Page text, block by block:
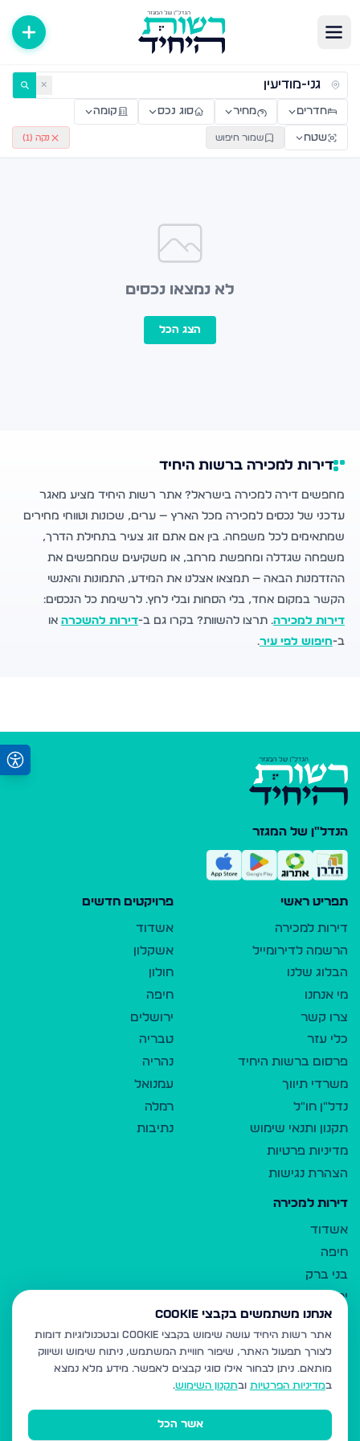
דירות למכירה ולהשכרה — רשות היחיד ✕
חדרים מחיר סוג נכס קומה
שטח שמור חיפוש נקה ( 1
)
לא נמצאו נכסים
הצג הכל
דירות למכירה ברשות היחיד
מחפשים דירה למכירה בישראל? אתר רשות היחיד מציע מאגר
עדכני של נכסים למכירה מכל הארץ — ערים, שכונות וטווחי מחירים
שמתאימים לכל משפחה. בין אם אתם זוג צעיר בתחילת הדרך,
משפחה שגדלה ומחפשת מרחב, או משקיעים שמחפשים את
ההזדמנות הבאה — תמצאו אצלנו את המידע, התמונות והאנשי
הקשר במקום אחד, בלי הסחות ובלי לחץ. לרשימת כל הנכסים:
דירות למכירה. תרצו להשוות? בקרו גם ב-דירות להשכרה או
ב-חיפוש לפי עיר.
הנדל"ן של המגזר
תפריט ראשי
דירות למכירה
הרשמה לדירומייל
הבלוג שלנו
מי אנחנו
צרו קשר
כלי עזר
פרסום ברשות היחיד
משרדי תיווך
נדל"ן חו"ל
תקנון ותנאי שימוש
מדיניות פרטיות
הצהרת נגישות
פרויקטים חדשים
אשדוד
אשקלון
חולון
חיפה
ירושלים
טבריה
נהריה
עמנואל
רמלה
נתיבות
דירות למכירה
אשדוד
חיפה
בני ברק
ירושלים
אלעד
גבעת זאב
בית שמש
רכסים
מודיעין עילית
אנחנו משתמשים בקבצי Cookie
אתר רשות היחיד עושה שימוש בקבצי Cookie ובטכנולוגיות דומות
לצורך תפעול האתר, שיפור חוויית המשתמש, ניתוח שימוש ושיווק
מותאם. ניתן לבחור אילו סוגי קבצים לאפשר. מידע מלא נמצא
במדיניות הפרטיות ובתקנון השימוש.
אשר הכל